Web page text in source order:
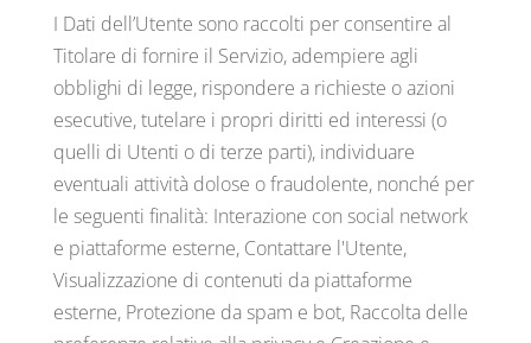
I Dati dell’Utente sono raccolti per consentire al
Titolare di fornire il Servizio, adempiere agli
obblighi di legge, rispondere a richieste o azioni
esecutive, tutelare i propri diritti ed interessi (o
quelli di Utenti o di terze parti), individuare
eventuali attività dolose o fraudolente, nonché per
le seguenti finalità: Interazione con social network
e piattaforme esterne, Contattare l'Utente,
Visualizzazione di contenuti da piattaforme
esterne, Protezione da spam e bot, Raccolta delle